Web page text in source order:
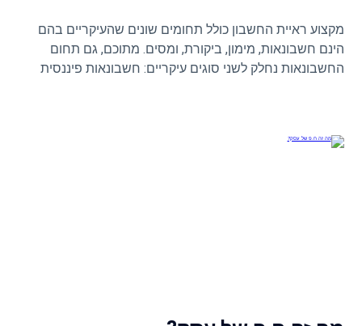
מקצוע ראיית החשבון כולל תחומים שונים שהעיקריים בהם
הינם חשבונאות, מימון, ביקורת, ומסים. מתוכם, גם תחום
החשבונאות נחלק לשני סוגים עיקריים: חשבונאות פיננסית